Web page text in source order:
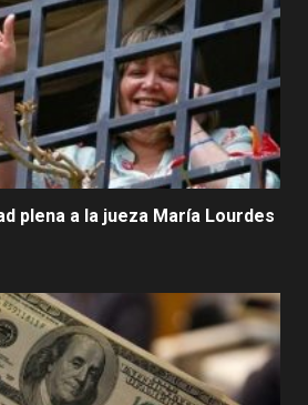
plena a la jueza María Lourdes